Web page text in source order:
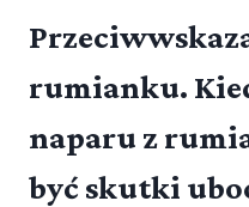
rumianku.
naparu z
być skutki